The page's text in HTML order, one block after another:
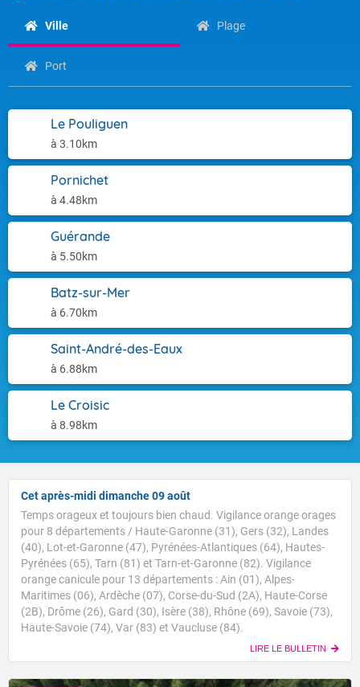
Ville Plage
Port
Le Pouliguen
à 3.10km
Pornichet
à 4.48km
Guérande
à 5.50km
Batz-sur-Mer
à 6.70km
Saint-André-des-Eaux
à 6.88km
Le Croisic
à 8.98km
Cet après-midi dimanche 09 août
Temps orageux et toujours bien chaud. Vigilance orange orages
pour 8 départements / Haute-Garonne (31), Gers (32), Landes
(40), Lot-et-Garonne (47), Pyrénées-Atlantiques (64), Hautes-
Pyrénées (65), Tarn (81) et Tarn-et-Garonne (82). Vigilance
orange canicule pour 13 départements : Ain (01), Alpes-
Maritimes (06), Ardèche (07), Corse-du-Sud (2A), Haute-Corse
(2B), Drôme (26), Gard (30), Isère (38), Rhône (69), Savoie (73),
Haute-Savoie (74), Var (83) et Vaucluse (84).
LIRE LE BULLETIN